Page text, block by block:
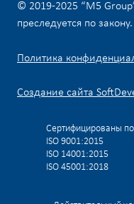
© 2019-2025 “M5
преследуется по
Политика
Создание сайта
Сертифицированы
ISO 9001:2015
ISO 14001:2015
ISO 45001:2018